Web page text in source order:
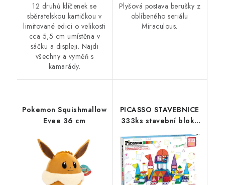
12 druhů klíčenek se
sběratelskou kartičkou v
limitované edici o velikosti
cca 5,5 cm umístěna v
sáčku a displeji. Najdi
všechny a vyměň s
kamarády.
Plyšová postava berušky z
oblíbeného seriálu
Miraculous.
Pokemon Squishmallow
Evee 36 cm
PICASSO STAVEBNICE
333ks stavební bloky